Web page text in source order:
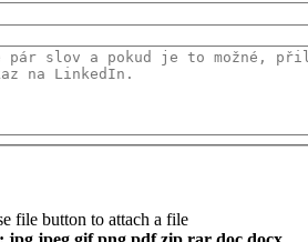
file button to attach a file